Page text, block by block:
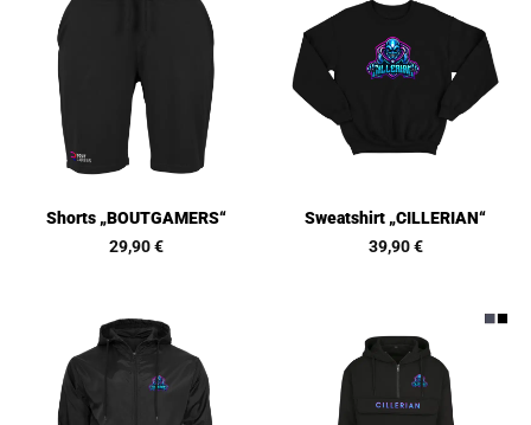
Shorts „BOUTGAMERS“
29,90€
Sweatshirt „CILLERIAN“
39,90€